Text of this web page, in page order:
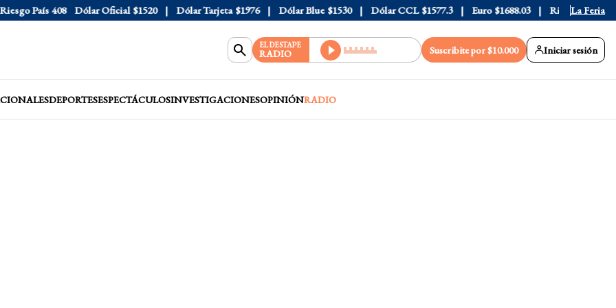
País 408 Dólar Oficial $1520 Dólar Tarjeta $1976 Dólar Blue $1530 Dólar CCL $1577.3 Euro $1688.03 Riesgo País 408
La Feria
EL DESTAPE
RADIO Suscribite por $10.000 Iniciar sesión
DEPORTESESPECTÁCULOSINVESTIGACIONESOPINIÓNRADIO